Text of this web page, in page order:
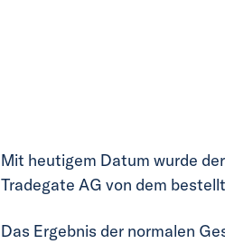
Mit heutigem Datum wurde
Tradegate AG von dem
Das Ergebnis der normalen